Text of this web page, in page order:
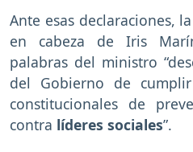
Ante esas declaraciones,
en cabeza de Iris
palabras del ministro
del Gobierno de
constitucionales de
contra líderes sociales”.